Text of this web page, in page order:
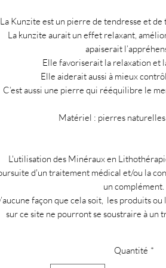
La Kunzite est un pierre de tendresse et de
La kunzite aurait un effet relaxant,
apaiserait
Elle favoriserait la relaxation et
Elle aiderait aussi à mieux
C’est aussi une pierre qui rééquilibre le
Matériel : pierres naturelles
L'utilisation des Minéraux en
d'un traitement médical et/ou la
un complément.
façon que cela soit, les produits
sur ce site ne pourront se soustraire à un
Quantité *